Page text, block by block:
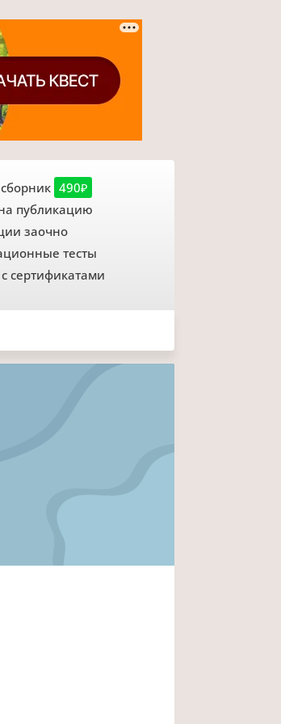
490₽
публикацию
заочно
тесты
сертификатами